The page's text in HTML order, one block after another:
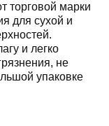
торговой марки
для сухой и
и легко
не
упаковке